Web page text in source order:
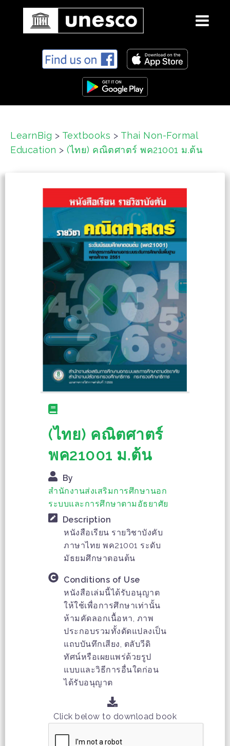
e
LearnBig > Textbooks > Thai Non-Formal
Education > (ไทย) คณิตศาตร์ พค21001 ม.ต้น
(ไทย) คณิตศาตร์
พค21001 ม.ต้น
By
สำนักงานส่งเสริมการศึกษานอก
ระบบและการศึกษาตามอัธยาศัย
Description
หนังสือเรียน รายวิชาบังคับ
ภาษาไทย พค21001 ระดับ
มัธยมศึกษาตอนต้น
Conditions of Use
หนังสือเล่มนี้ได้รับอนุญาต
ให้ใช้เพื่อการศึกษาเท่านั้น
ห้ามคัดลอกเนื้อหา, ภาพ
ประกอบรวมทั้งดัดแปลงเป็น
แถบบันทึกเสียง, ตลับวีดิ
ทัศน์หรือเผยแพร่ด้วยรูป
แบบและวิธีการอื่นใดก่อน
ได้รับอนุญาต
Click below to download book